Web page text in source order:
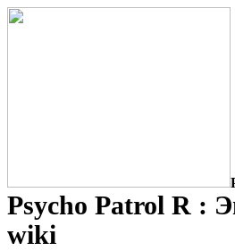
Psycho Patrol R :
wiki